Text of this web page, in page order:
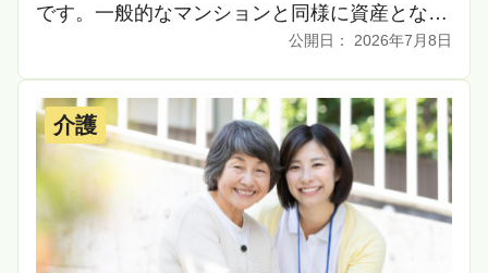
です。一般的なマンションと同様に資産となる
一方、高齢者が暮らしやすい設備やサービスが
充実してい […]
2026年7月8日
介護